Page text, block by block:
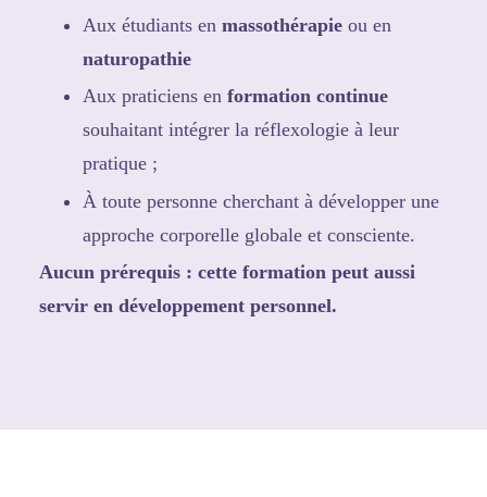
Aux étudiants en massothérapie ou en
naturopathie
Aux praticiens en formation continue
souhaitant intégrer la réflexologie à leur
pratique ;
À toute personne cherchant à développer une
approche corporelle globale et consciente.
Aucun prérequis : cette formation peut aussi
servir en développement personnel.